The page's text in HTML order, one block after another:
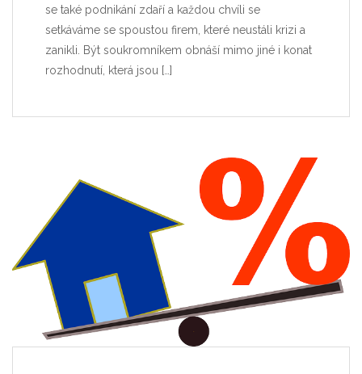
se také podnikání zdaří a každou chvíli se
setkáváme se spoustou firem, které neustáli krizi a
zanikli. Být soukromníkem obnáší mimo jiné i konat
rozhodnutí, která jsou […]